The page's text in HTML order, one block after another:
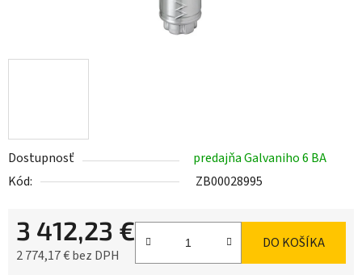
Dostupnosť
predajňa Galvaniho 6 BA
Kód:
ZB00028995
3 412,23 €
2 774,17 € bez DPH
DO KOŠÍKA